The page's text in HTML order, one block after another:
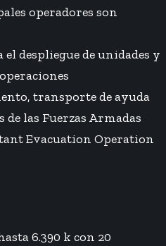
operadores son
despliegue de unidades y
transporte de ayuda
las Fuerzas Armadas
Evacuation Operation
6.390 k con 20